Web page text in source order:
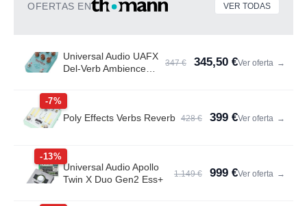
OFERTAS EN VER TODAS
Universal Audio UAFX
Del-Verb Ambience
347 € 345,50 €Ver oferta →
-7%
Poly Effects Verbs Reverb 428 € 399 €Ver oferta →
-13%
Universal Audio Apollo
Twin X Duo Gen2 Ess+
1.149 € 999 €Ver oferta →